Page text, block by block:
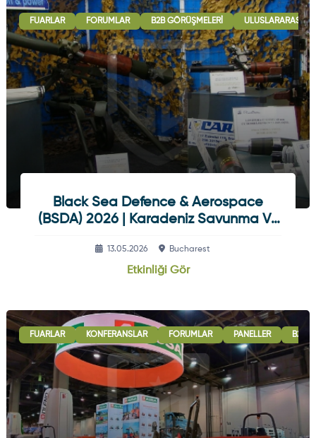
FUARLAR FORUMLAR B2B GÖRÜŞMELERI ULUSLARARASI
Black Sea Defence & Aerospace
(BSDA) 2026 | Karadeniz Savunma Ve
13.05.2026 Bucharest
Etkinliği Gör
FUARLAR KONFERANSLAR FORUMLAR PANELLER B2B